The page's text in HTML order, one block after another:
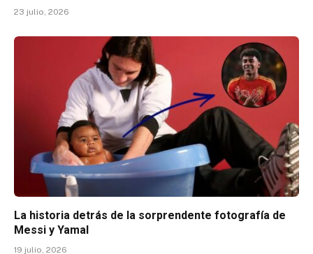
23 julio, 2026
La historia detrás de la sorprendente fotografía de
Messi y Yamal
19 julio, 2026